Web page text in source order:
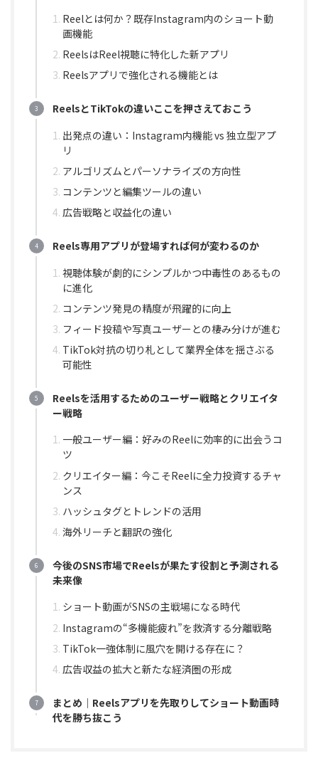
Reelとは何か？既存Instagram内のショート動
画機能
ReelsはReel視聴に特化した新アプリ
Reelsアプリで強化される機能とは
ReelsとTikTokの違いここを押さえておこう
出発点の違い：Instagram内機能 vs 独立型アプ
リ
アルゴリズムとパーソナライズの方向性
コンテンツと編集ツールの違い
広告戦略と収益化の違い
Reels専用アプリが登場すれば何が変わるのか
視聴体験が劇的にシンプルかつ中毒性のあるもの
に進化
コンテンツ発見の精度が飛躍的に向上
フィード投稿や写真ユーザーとの棲み分けが進む
TikTok対抗の切り札として業界全体を揺さぶる
可能性
Reelsを活用するためのユーザー戦略とクリエイタ
ー戦略
一般ユーザー編：好みのReelに効率的に出会うコ
ツ
クリエイター編：今こそReelに全力投資するチャ
ンス
ハッシュタグとトレンドの活用
海外リーチと翻訳の強化
今後のSNS市場でReelsが果たす役割と予測される
未来像
ショート動画がSNSの主戦場になる時代
Instagramの“多機能疲れ”を救済する分離戦略
TikTok一強体制に風穴を開ける存在に？
広告収益の拡大と新たな経済圏の形成
まとめ｜Reelsアプリを先取りしてショート動画時
代を勝ち抜こう